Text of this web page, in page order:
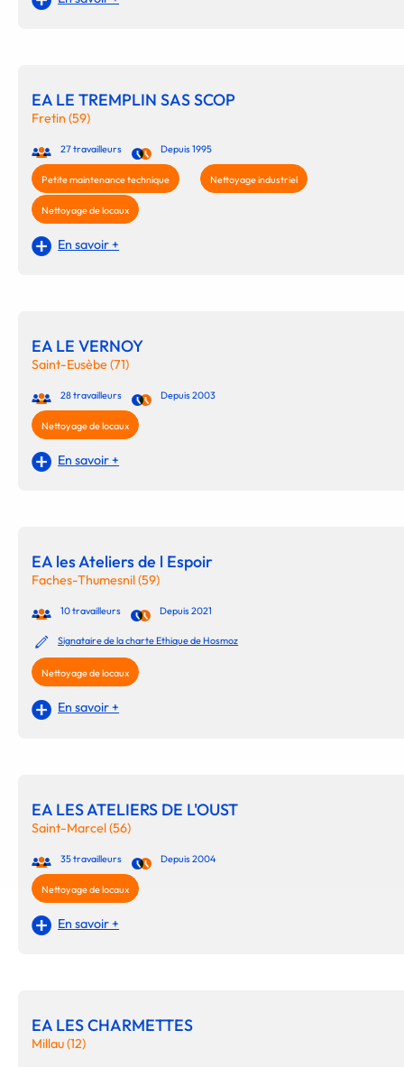
EA LE TREMPLIN SAS SCOP
Fretin (59)
27 travailleurs Depuis 1995
Petite maintenance technique Nettoyage industriel
Nettoyage de locaux
En savoir +
EA LE VERNOY
Saint-Eusèbe (71)
28 travailleurs Depuis 2003
Nettoyage de locaux
En savoir +
EA les Ateliers de l Espoir
Faches-Thumesnil (59)
10 travailleurs Depuis 2021
Signataire de la charte Ethique de Hosmoz
Nettoyage de locaux
En savoir +
EA LES ATELIERS DE L'OUST
Saint-Marcel (56)
35 travailleurs Depuis 2004
Nettoyage de locaux
En savoir +
EA LES CHARMETTES
Millau (12)